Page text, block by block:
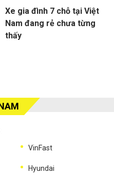
Xe gia đình 7 chỗ tại Việt
Nam đang rẻ chưa từng
thấy
VinFast
Hyundai